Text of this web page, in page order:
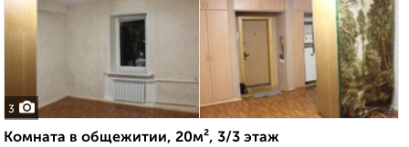
3
Комната в общежитии, 20м², 3/3 этаж